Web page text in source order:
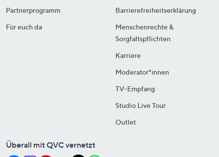
Partnerprogramm
Für euch da
Barrierefreiheitserklärung
Menschenrechte &
Sorgfaltspflichten
Karriere
Moderator*innen
TV-Empfang
Studio Live Tour
Outlet
Überall mit QVC vernetzt